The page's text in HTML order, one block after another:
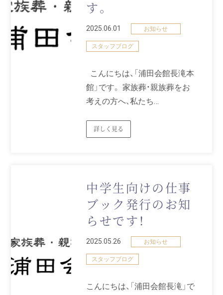
す。
2025.06.01 お知らせ
スタッフブログ
こんにちは、「浦田会館長滝本
館」です。 家族葬・親族葬をお
考えの方へ、私たち…
詳しく見る
中学生向けの仕事
ブック発行のお知
らせです！
2025.05.26 お知らせ
スタッフブログ
こんにちは、「浦田会館長滝」で